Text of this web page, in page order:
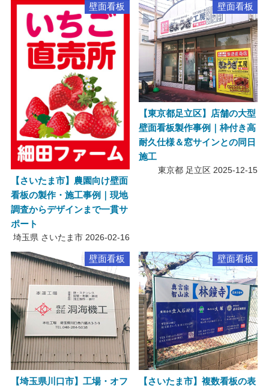
壁面看板
【さいたま市】農園向け壁面
看板の製作・施工事例｜現地
調査からデザインまで一貫サ
ポート
埼玉県 さいたま市 2026-02-16
壁面看板
【東京都足立区】店舗の大型
壁面看板製作事例｜枠付き高
耐久仕様＆窓サインとの同日
施工
東京都 足立区 2025-12-15
壁面看板
【埼玉県川口市】工場・オフ
壁面看板
【さいたま市】複数看板の表